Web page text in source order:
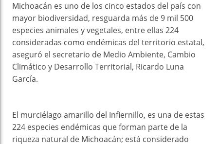
Michoacán es uno de los cinco estados del país con
mayor biodiversidad, resguarda más de 9 mil 500
especies animales y vegetales, entre ellas 224
consideradas como endémicas del territorio estatal,
aseguró el secretario de Medio Ambiente, Cambio
Climático y Desarrollo Territorial, Ricardo Luna
García.
El murciélago amarillo del Infiernillo, es una de estas
224 especies endémicas que forman parte de la
riqueza natural de Michoacán; está considerado